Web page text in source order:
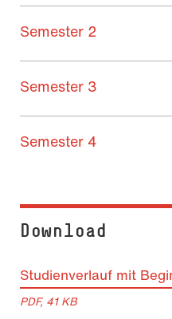
Semester 2
Semester 3
Semester 4
Download
Studienverlauf mit
PDF, 41 KB